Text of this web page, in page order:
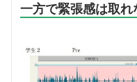
一方で緊張感は取れ